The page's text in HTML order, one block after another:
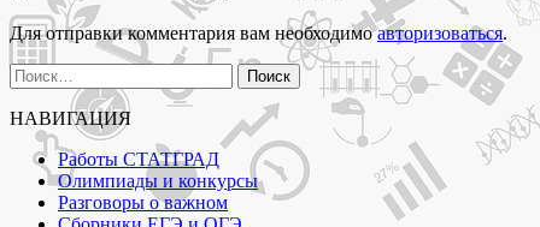
Для отправки комментария вам необходимоавторизоваться.
Найти:
НАВИГАЦИЯ
Работы СТАТГРАД
Олимпиады и конкурсы
Разговоры о важном